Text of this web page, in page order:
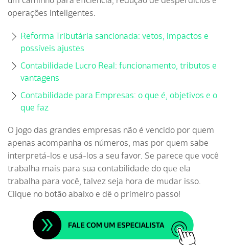
operações inteligentes.
Reforma Tributária sancionada: vetos, impactos e
possíveis ajustes
Contabilidade Lucro Real: funcionamento, tributos e
vantagens
Contabilidade para Empresas: o que é, objetivos e o
que faz
O jogo das grandes empresas não é vencido por quem
apenas acompanha os números, mas por quem sabe
interpretá-los e usá-los a seu favor. Se parece que você
trabalha mais para sua contabilidade do que ela
trabalha para você, talvez seja hora de mudar isso.
Clique no botão abaixo e dê o primeiro passo!